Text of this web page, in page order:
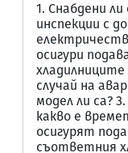
1. Снабдени
инспекции с
осигури
хладилниците
случай на
модел ли са?
какво е
осигурят
съответния